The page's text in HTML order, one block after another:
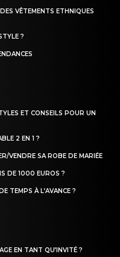
VÊTEMENTS ETHNIQUES
?
ET CONSEILS POUR UN
2 EN 1 ?
VENDRE SA ROBE DE MARIÉE
DE 1000 EUROS ?
TEMPS À L’AVANCE ?
EN TANT QU’INVITÉ ?